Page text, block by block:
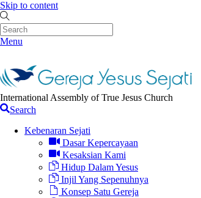
Skip to content
Menu
International Assembly of True Jesus Church
Search
Kebenaran Sejati
Dasar Kepercayaan
Kesaksian Kami
Hidup Dalam Yesus
Injil Yang Sepenuhnya
Konsep Satu Gereja